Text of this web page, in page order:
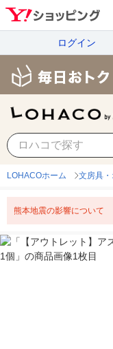
ログイン
LOHACOホーム 文房具
熊本地震の影響について